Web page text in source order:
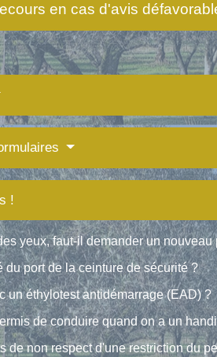
en cas d'avis
!
yeux, faut-il demander un
du port de la ceinture de sécurité ?
un éthylotest antidémarrage (EAD) ?
de conduire quand on a un
de non respect d'une restriction du